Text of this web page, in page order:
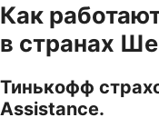
Как
в странах
Тинькофф
Assistance.